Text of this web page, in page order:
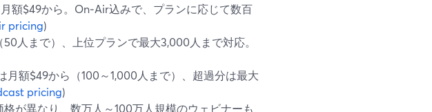
額$49から。On‑Air込みで、プランに応じて数百
pricing)
人まで）、上位プランで最大3,000人まで対応。
額$49から（100～1,000人まで）、超過分は最大
pricing)
が異なり、数万人～100万人規模のウェビナーも